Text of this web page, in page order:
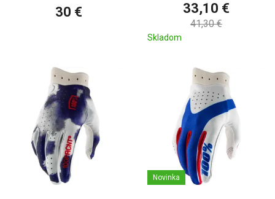
30 € 33,10 €
41,30 €
Skladom
Novinka